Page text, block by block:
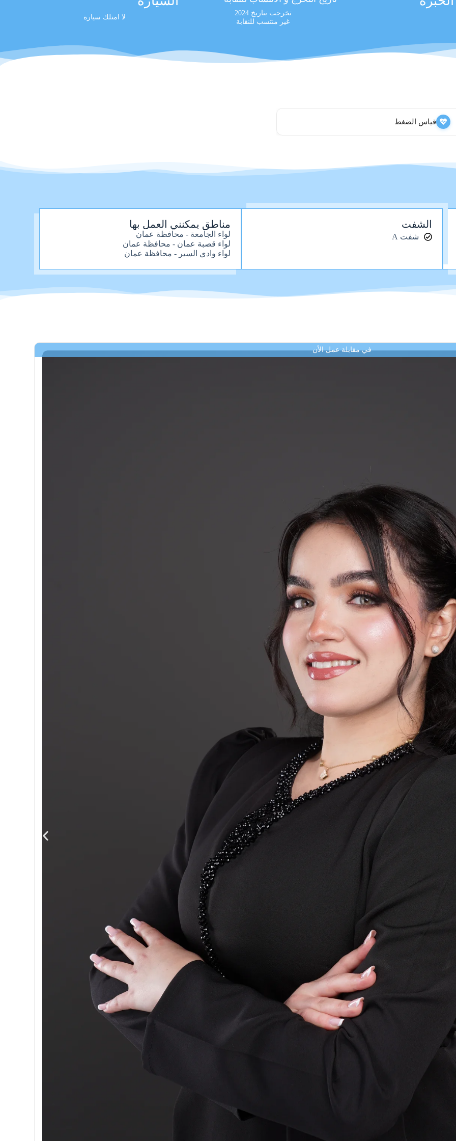
تخرجت بتاريخ 2024
غير منتسب للنقابة
لا امتلك سيارة
قياس الضغط
الشفت
شفت A
مناطق يمكنني العمل بها
لواء الجامعة - محافظة عمان
لواء قصبة عمان - محافظة عمان
لواء وادي السير - محافظة عمان
في مقابلة عمل الأن